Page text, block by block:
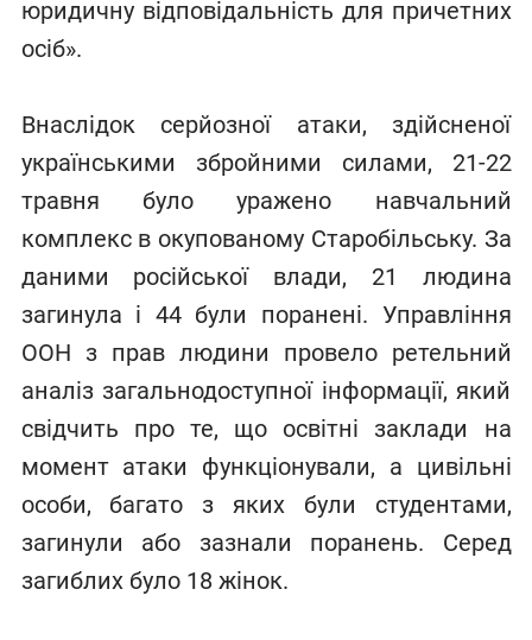
юридичну відповідальність для причетних
осіб».
Внаслідок серйозної атаки, здійсненої
українськими збройними силами, 21-22
травня було уражено навчальний
комплекс в окупованому Старобільську. За
даними російської влади, 21 людина
загинула і 44 були поранені. Управління
ООН з прав людини провело ретельний
аналіз загальнодоступної інформації, який
свідчить про те, що освітні заклади на
момент атаки функціонували, а цивільні
особи, багато з яких були студентами,
загинули або зазнали поранень. Серед
загиблих було 18 жінок.